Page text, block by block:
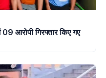
09 आरोपी गिरफ्तार किए गए